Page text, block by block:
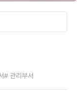
# 관리부서